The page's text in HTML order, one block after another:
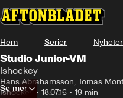
Hem Serier Nyheter
Studio Junior-VM
Ishockey
Hans Abrahamsson, Tomas
Ishockey• 18.07.16 • 19 min
Se mer